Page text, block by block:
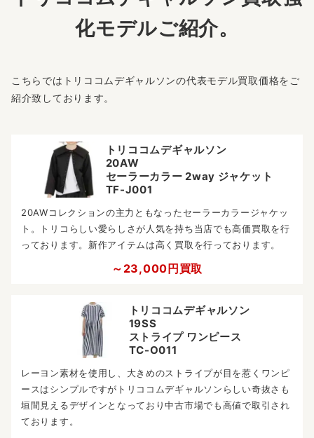
化モデルご紹介。
こちらではトリココムデギャルソンの代表モデル買取価格をご
紹介致しております。
トリココムデギャルソン
20AW
セーラーカラー 2way ジャケット
TF-J001
20AWコレクションの主力ともなったセーラーカラージャケッ
ト。トリコらしい愛らしさが人気を持ち当店でも高価買取を行
っております。新作アイテムは高く買取を行っております。
～23,000円買取
トリココムデギャルソン
19SS
ストライプ ワンピース
TC-O011
レーヨン素材を使用し、大きめのストライプが目を惹くワンピ
ースはシンプルですがトリココムデギャルソンらしい奇抜さも
垣間見えるデザインとなっており中古市場でも高値で取引され
ております。